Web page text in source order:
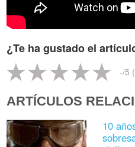
¿Te ha gustado el
-/5 (
ARTÍCULOS
10